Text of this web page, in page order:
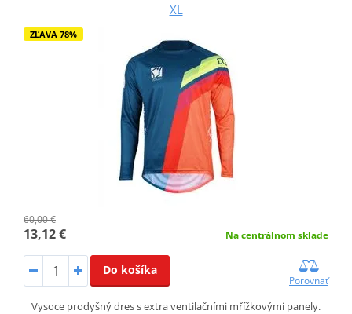
XL
ZĽAVA 78%
60,00 €
13,12 € Na centrálnom sklade
Do košíka
Porovnať
Vysoce prodyšný dres s extra ventilačními mřížkovými panely.